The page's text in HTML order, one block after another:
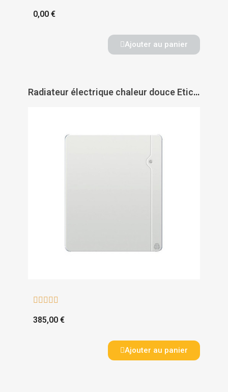
0,00 €
Ajouter au panier
Radiateur électrique chaleur douce Etic compact digital horizontal - INTUIS
    
385,00 €
Ajouter au panier